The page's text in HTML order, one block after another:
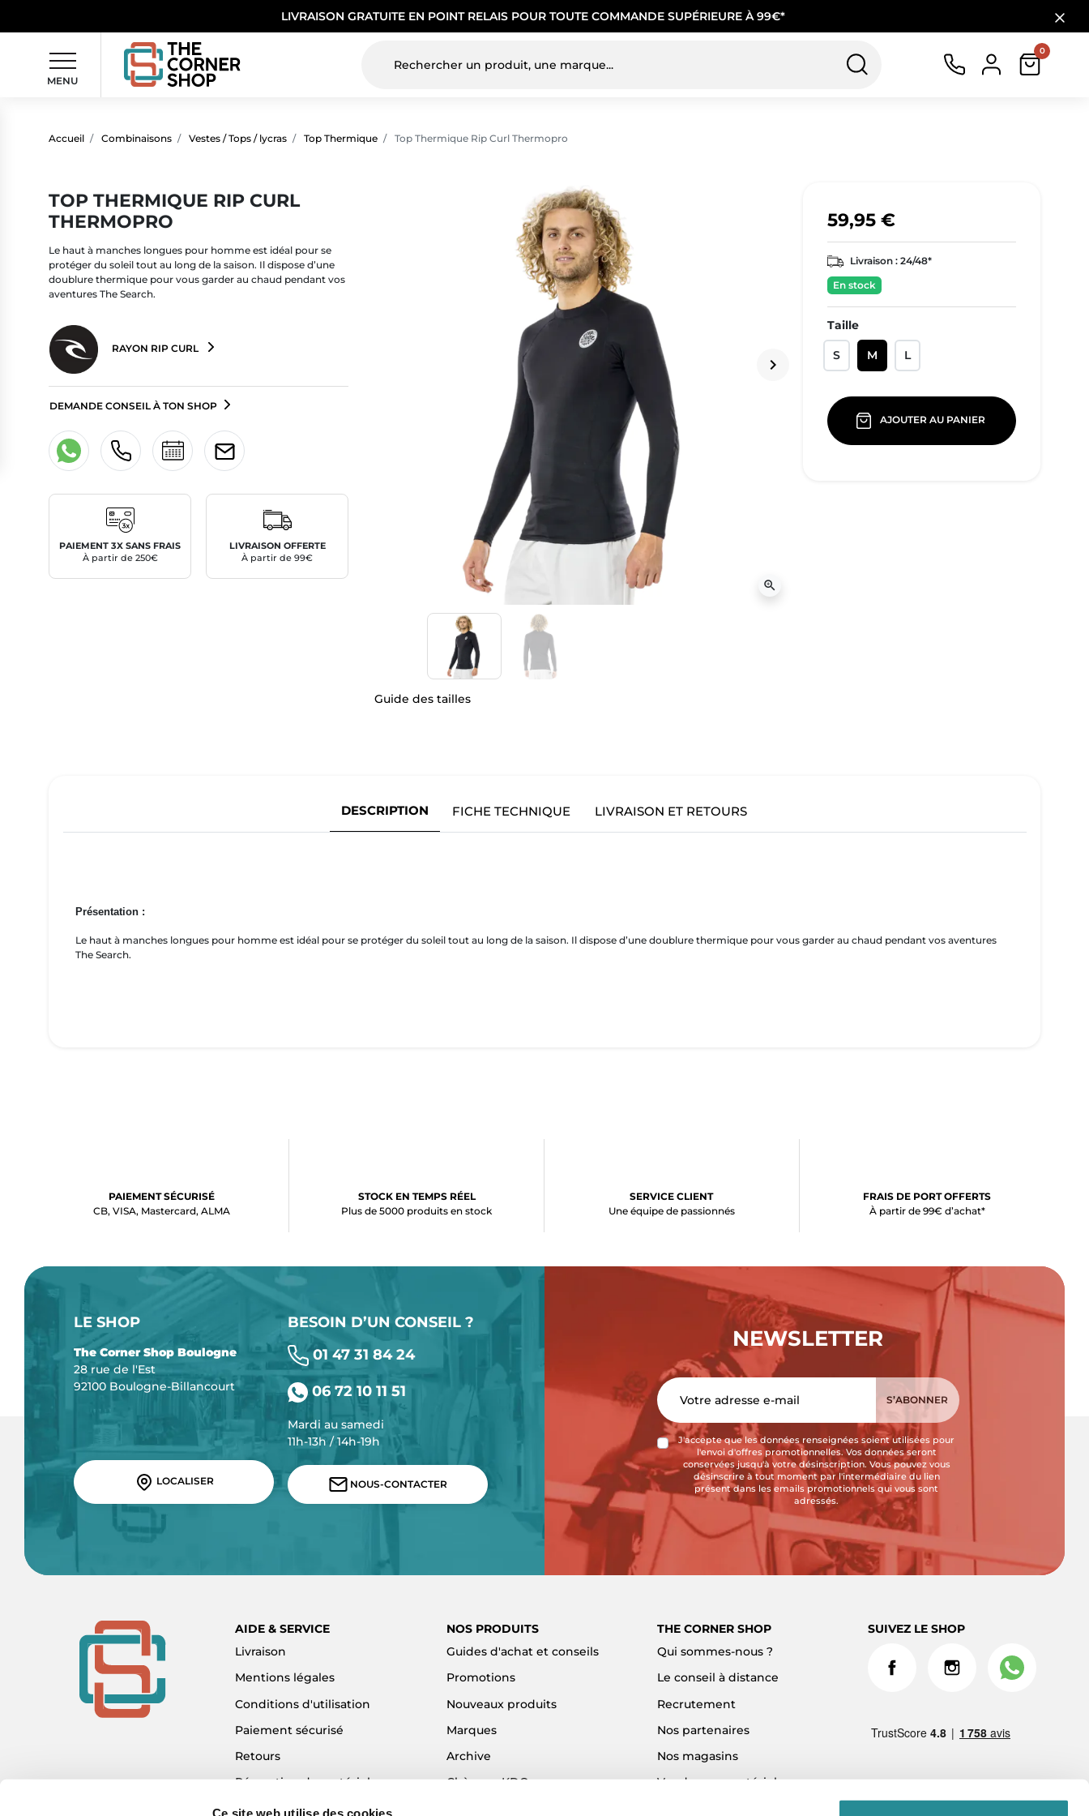
Ce site web utilise des cookies.
LIVRAISON GRATUITE EN POINT RELAIS POUR TOUTE COMMANDE SUPÉRIEURE À 99€*
MENU
0
Accueil Combinaisons Vestes / Tops / lycras Top Thermique Top Thermique Rip Curl Thermopro
Suivant
keyboard_arrow_right
zoom_in
Guide des tailles
TOP THERMIQUE RIP CURL
THERMOPRO
Le haut à manches longues pour homme est idéal pour se
protéger du soleil tout au long de la saison. Il dispose d’une
doublure thermique pour vous garder au chaud pendant vos
aventures The Search.
RAYON RIP CURL
DEMANDE CONSEIL À TON SHOP
PAIEMENT 3X SANS FRAIS
À partir de 250€
LIVRAISON OFFERTE
À partir de 99€
59,95 €
Livraison :24/48*
En stock
Taille
S M L
AJOUTER AU PANIER
DESCRIPTION FICHE TECHNIQUE LIVRAISON ET RETOURS
Présentation :
Le haut à manches longues pour homme est idéal pour se protéger du soleil tout au long de la saison. Il dispose d’une doublure thermique pour vous garder au chaud pendant vos aventures
The Search.
PAIEMENT SÉCURISÉ
CB, VISA, Mastercard, ALMA
STOCK EN TEMPS RÉEL
Plus de 5000 produits en stock
SERVICE CLIENT
Une équipe de passionnés
FRAIS DE PORT OFFERTS
À partir de 99€ d’achat*
LE SHOP
The Corner Shop Boulogne
28 rue de l'Est
92100 Boulogne-Billancourt
LOCALISER
BESOIN D’UN CONSEIL ?
01 47 31 84 24
06 72 10 11 51
Mardi au samedi
11h-13h / 14h-19h
NOUS-CONTACTER
NEWSLETTER
J'accepte que les données renseignées soient utilisées pour
l'envoi d'offres promotionnelles. Vos données seront
conservées jusqu'à votre désinscription. Vous pouvez vous
désinscrire à tout moment par l'intermédiaire du lien
présent dans les emails promotionnels qui vous sont
adressés.
AIDE & SERVICE
Livraison
Mentions légales
Conditions d'utilisation
Paiement sécurisé
Retours
Réparation de matériel
Détaxe - Tax Refund
NOS PRODUITS
Guides d'achat et conseils
Promotions
Nouveaux produits
Marques
Archive
Chèques KDO
THE CORNER SHOP
Qui sommes-nous ?
Le conseil à distance
Recrutement
Nos partenaires
Nos magasins
Vendre son matériel
SUIVEZ LE SHOP